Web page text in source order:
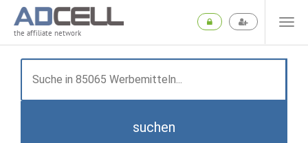
the affiliate network
suchen